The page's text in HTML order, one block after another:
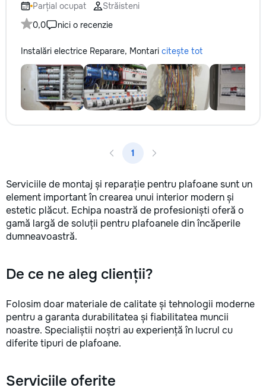
Parțial ocupat
Străisteni
0,0
nici o recenzie
Instalări electrice Reparare, Montari citește tot
1
Serviciile de montaj și reparație pentru plafoane sunt un
element important în crearea unui interior modern și
estetic plăcut. Echipa noastră de profesioniști oferă o
gamă largă de soluții pentru plafoanele din încăperile
dumneavoastră.
De ce ne aleg clienții?
Folosim doar materiale de calitate și tehnologii moderne
pentru a garanta durabilitatea și fiabilitatea muncii
noastre. Specialiștii noștri au experiență în lucrul cu
diferite tipuri de plafoane.
Serviciile oferite